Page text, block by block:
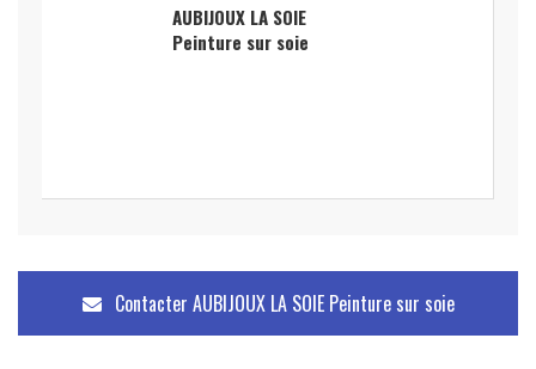
AUBIJOUX LA SOIE
Peinture sur soie
Contacter AUBIJOUX LA SOIE Peinture sur soie